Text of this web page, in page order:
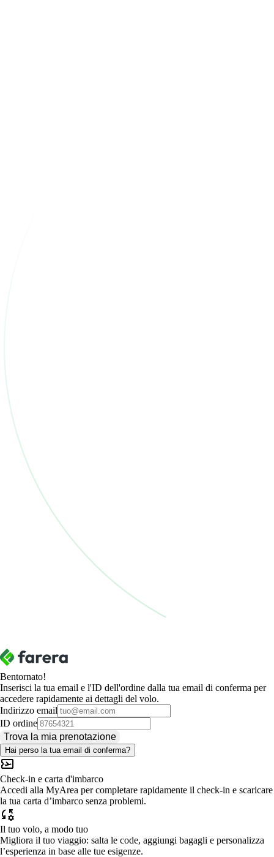
Bentornato!
Inserisci la tua email e l'ID dell'ordine dalla tua email di conferma per
accedere rapidamente ai dettagli del volo.
Indirizzo email
ID ordine
Trova la mia prenotazione
Hai perso la tua email di conferma?
Check-in e carta d'imbarco
Accedi alla MyArea per completare rapidamente il check-in e scaricare
la tua carta d’imbarco senza problemi.
Il tuo volo, a modo tuo
Migliora il tuo viaggio: salta le code, aggiungi bagagli e personalizza
l’esperienza in base alle tue esigenze.